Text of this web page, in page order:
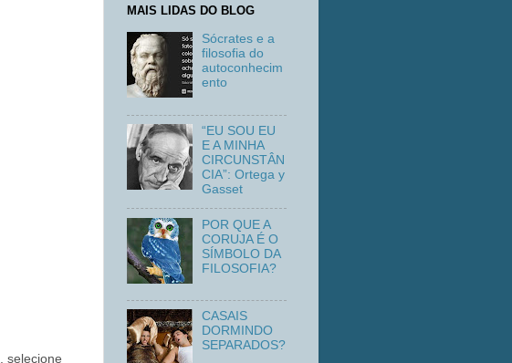
, selecione
MAIS LIDAS DO BLOG
Sócrates e a
filosofia do
autoconhecim
ento
“EU SOU EU
E A MINHA
CIRCUNSTÂN
CIA”: Ortega y
Gasset
POR QUE A
CORUJA É O
SÍMBOLO DA
FILOSOFIA?
CASAIS
DORMINDO
SEPARADOS?